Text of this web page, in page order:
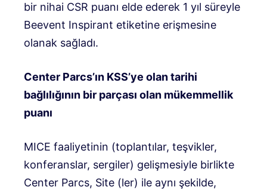
bir nihai CSR puanı elde ederek 1 yıl süreyle
Beevent Inspirant etiketine erişmesine
olanak sağladı.
Center Parcs’ın KSS’ye olan tarihi
bağlılığının bir parçası olan mükemmellik
puanı
MICE faaliyetinin (toplantılar, teşvikler,
konferanslar, sergiler) gelişmesiyle birlikte
Center Parcs, Site (ler) ile aynı şekilde,